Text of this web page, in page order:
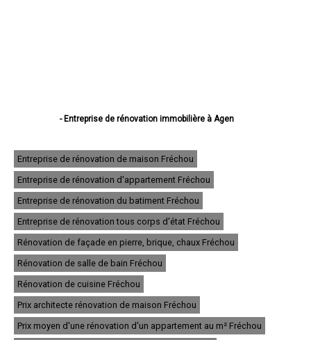
- Entreprise de rénovation immobilière à Agen
- Entreprise de rénovation immobilière à Le Passage
- Entreprise de rénovation immobilière à Tonneins
- Entreprise de rénovation immobilière à Nérac
- Entreprise de rénovation immobilière à Sainte-Livrade-sur-Lot
- Entreprise de rénovation immobilière à Bon-Encontre
- Entreprise de rénovation immobilière à Boé
- Entreprise de rénovation immobilière à Fumel
- Entreprise de rénovation immobilière à Foulayronnes
- Entreprise de rénovation immobilière à Casteljaloux
- Entreprise de rénovation immobilière à Aiguillon
- Entreprise de rénovation immobilière à Pont-du-Casse
- Entreprise de rénovation immobilière à Pujols
- Entreprise de rénovation immobilière à Layrac
- Entreprise de rénovation immobilière à Bias
- Entreprise de rénovation immobilière à Miramont-de-Guyenne
Entreprise de rénovation de maison Fréchou
Entreprise de rénovation d'appartement Fréchou
Entreprise de rénovation du batiment Fréchou
Entreprise de rénovation tous corps d'état Fréchou
Rénovation de façade en pierre, brique, chaux Fréchou
Rénovation de salle de bain Fréchou
Rénovation de cuisine Fréchou
Prix architecte rénovation de maison Fréchou
Prix moyen d'une rénovation d'un appartement au m² Fréchou